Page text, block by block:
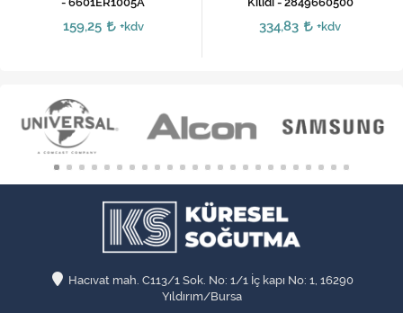
334,83 +kdv 196,00 +kdv
Hacıvat mah. C113/1 Sok. No: 1/1 İç kapı No: 1, 16290
Yıldırım/Bursa